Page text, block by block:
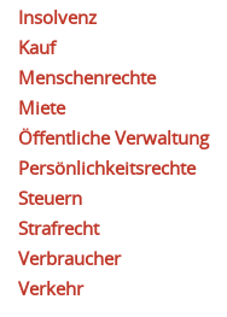
Insolvenz
Kauf
Menschenrechte
Miete
Öffentliche Verwaltung
Persönlichkeitsrechte
Steuern
Strafrecht
Verbraucher
Verkehr